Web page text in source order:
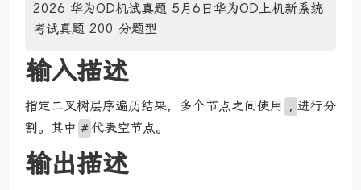
2026 华为OD机试真题 5月6日华为OD上机新系统
考试真题 200 分题型
输入描述
指定二叉树层序遍历结果，多个节点之间使用 , 进行分
割。其中 # 代表空节点。
输出描述